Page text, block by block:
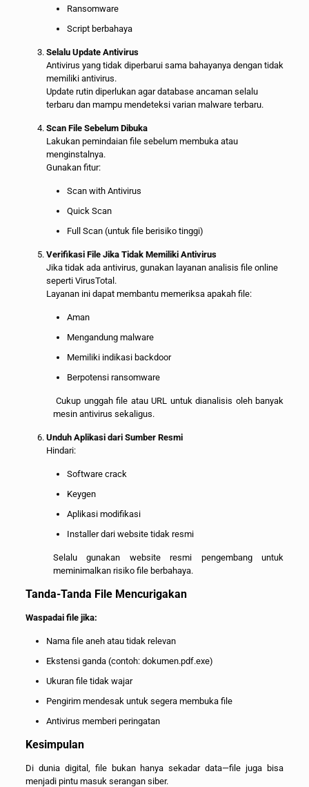
Ransomware
Script berbahaya
Selalu Update Antivirus
Antivirus yang tidak diperbarui sama bahayanya dengan tidak
memiliki antivirus.
Update rutin diperlukan agar database ancaman selalu
terbaru dan mampu mendeteksi varian malware terbaru.
Scan File Sebelum Dibuka
Lakukan pemindaian file sebelum membuka atau
menginstalnya.
Gunakan fitur:
Scan with Antivirus
Quick Scan
Full Scan (untuk file berisiko tinggi)
Verifikasi File Jika Tidak Memiliki Antivirus
Jika tidak ada antivirus, gunakan layanan analisis file online
seperti VirusTotal.
Layanan ini dapat membantu memeriksa apakah file:
Aman
Mengandung malware
Memiliki indikasi backdoor
Berpotensi ransomware
Cukup unggah file atau URL untuk dianalisis oleh banyak
mesin antivirus sekaligus.
Unduh Aplikasi dari Sumber Resmi
Hindari:
Software crack
Keygen
Aplikasi modifikasi
Installer dari website tidak resmi
Selalu gunakan website resmi pengembang untuk
meminimalkan risiko file berbahaya.
Tanda-Tanda File Mencurigakan
Waspadai file jika:
Nama file aneh atau tidak relevan
Ekstensi ganda (contoh: dokumen.pdf.exe)
Ukuran file tidak wajar
Pengirim mendesak untuk segera membuka file
Antivirus memberi peringatan
Kesimpulan
Di dunia digital, file bukan hanya sekadar data—file juga bisa
menjadi pintu masuk serangan siber.